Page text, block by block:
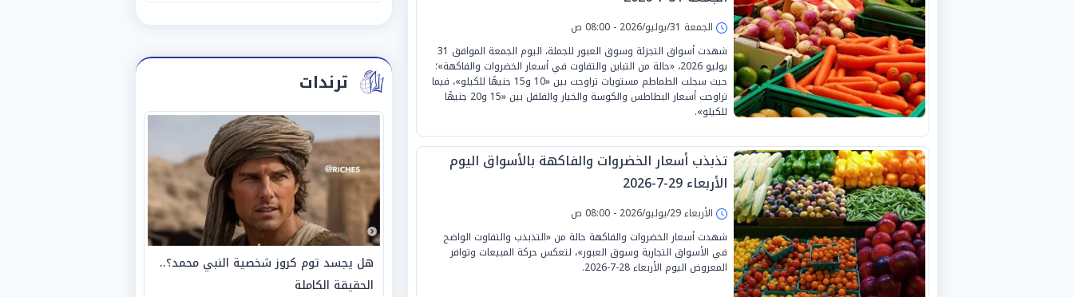
الجمعة 31/يوليو/2026 - 08:00 ص
شهدت أسواق التجزئة وسوق العبور للجملة، اليوم الجمعة الموافق 31
يوليو 2026، «حالة من التباين والتفاوت في أسعار الخضروات والفاكهة»؛
حيث سجلت الطماطم مستويات تراوحت بين «10 و15 جنيهًا للكيلو»، فيما
تراوحت أسعار البطاطس والكوسة والخيار والفلفل بين «15 و20 جنيهًا
للكيلو».
تذبذب أسعار الخضروات والفاكهة بالأسواق اليوم
الأربعاء 29-7-2026
الأربعاء 29/يوليو/2026 - 08:00 ص
شهدت أسعار الخضروات والفاكهة حالة من «التذبذب والتفاوت الواضح
في الأسواق التجارية وسوق العبور»، لتعكس حركة المبيعات وتوافر
المعروض اليوم الأربعاء 28-7-2026.
ترندات
هل يجسد توم كروز شخصية النبي محمد؟..
الحقيقة الكاملة